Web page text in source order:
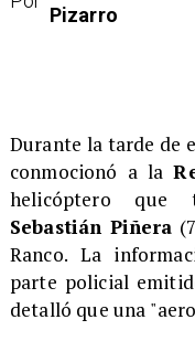
Pizarro
Durante la tarde de
conmocionó a la
helicóptero que
Sebastián Piñera
Ranco. La
parte policial
detalló que una